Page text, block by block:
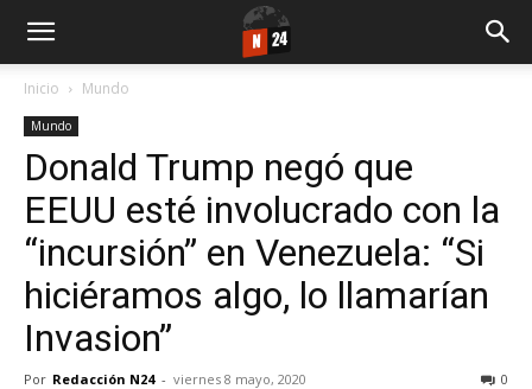
Inicio Mundo
Mundo
Donald Trump negó que
EEUU esté involucrado con la
“incursión” en Venezuela: “Si
hiciéramos algo, lo llamarían
Invasion”
Por Redacción N24 - viernes 8 mayo, 2020 0